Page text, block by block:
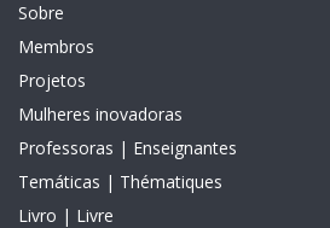
Sobre
Membros
Projetos
Mulheres inovadoras
Professoras | Enseignantes
Temáticas | Thématiques
Livro | Livre